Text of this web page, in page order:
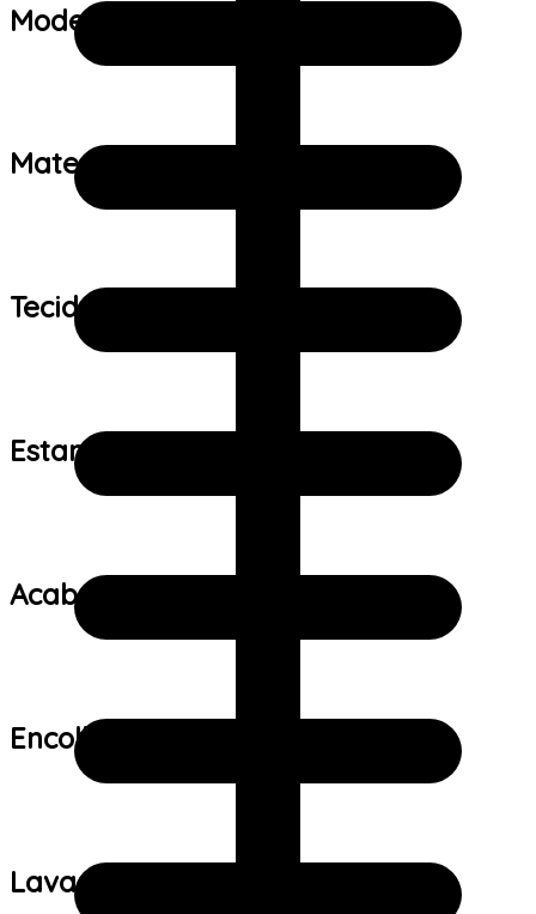
Modelo:
Material:
Tecido:
Estampa:
Acabamento:
Encolhimento:
Lavagem: